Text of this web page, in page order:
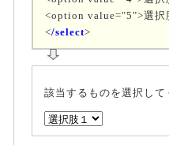
<option value="5">選択
</select>
該当するものを選択して